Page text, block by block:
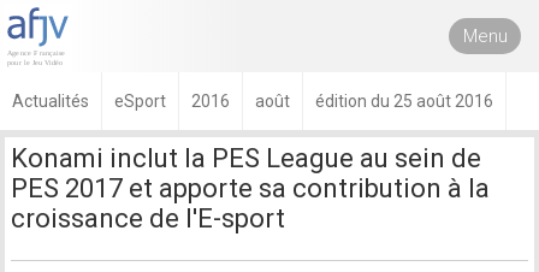
Menu
Actualités eSport 2016 août édition du 25 août 2016
Konami inclut la PES League au sein de
PES 2017 et apporte sa contribution à la
croissance de l'E-sport